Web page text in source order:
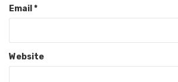
Email *
Website